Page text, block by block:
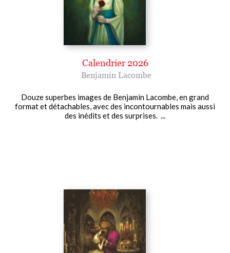
Calendrier 2026
Benjamin Lacombe
Douze superbes images de Benjamin Lacombe, en grand
format et détachables, avec des incontournables mais aussi
des inédits et des surprises. ...